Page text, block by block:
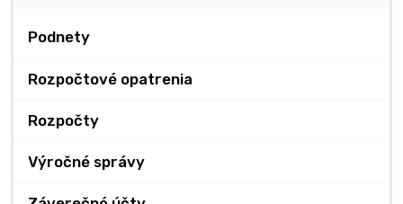
Podnety
Rozpočtové opatrenia
Rozpočty
Výročné správy